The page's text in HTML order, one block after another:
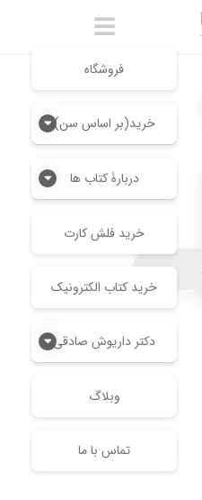
فروشگاه
خرید(بر اساس سن)
دربارۀ کتاب ها
خرید فلش کارت
خرید کتاب الکترونیک
دکتر داریوش صادقی
وبلاگ
تماس با ما